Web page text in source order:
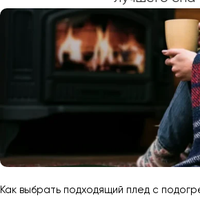
Как выбрать подходящий плед с